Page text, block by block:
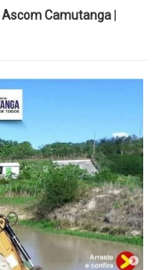
Ascom Camutanga